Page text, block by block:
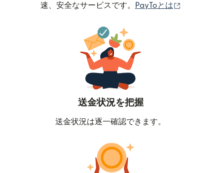
速、安全なサービスです。
PayToとは
送金状況を把握
送金状況は逐一確認できます。